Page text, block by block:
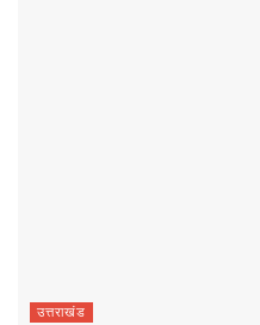
उत्तराखंड